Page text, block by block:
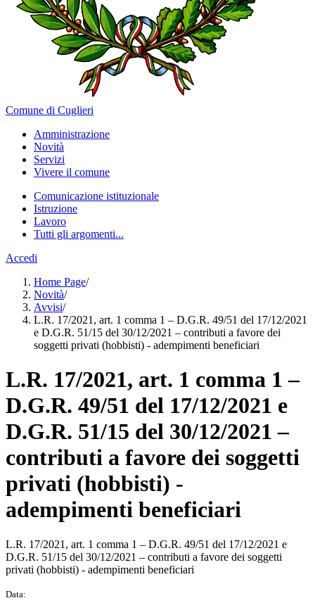
Comune di Cuglieri
Amministrazione
Novità
Servizi
Vivere il comune
Comunicazione istituzionale
Istruzione
Lavoro
Tutti gli argomenti...
Accedi
Home Page/
Novità/
Avvisi/
L.R. 17/2021, art. 1 comma 1 – D.G.R. 49/51 del 17/12/2021
e D.G.R. 51/15 del 30/12/2021 – contributi a favore dei
soggetti privati (hobbisti) - adempimenti beneficiari
L.R. 17/2021, art. 1 comma 1 –
D.G.R. 49/51 del 17/12/2021 e
D.G.R. 51/15 del 30/12/2021 –
contributi a favore dei soggetti
privati (hobbisti) -
adempimenti beneficiari
L.R. 17/2021, art. 1 comma 1 – D.G.R. 49/51 del 17/12/2021 e
D.G.R. 51/15 del 30/12/2021 – contributi a favore dei soggetti
privati (hobbisti) - adempimenti beneficiari
Data: